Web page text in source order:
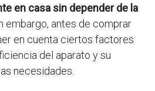
en casa sin depender de la
embargo, antes de comprar
en cuenta ciertos factores
del aparato y su
necesidades.